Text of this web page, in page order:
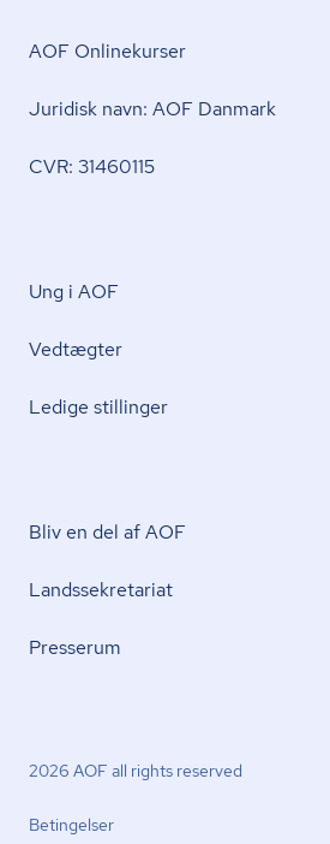
AOF Onlinekurser
Juridisk navn: AOF Danmark
CVR: 31460115
Ung i AOF
Vedtægter
Ledige stillinger
Bliv en del af AOF
Lands­se­kre­ta­ri­at
Presserum
2026 AOF all rights reserved
Betingelser